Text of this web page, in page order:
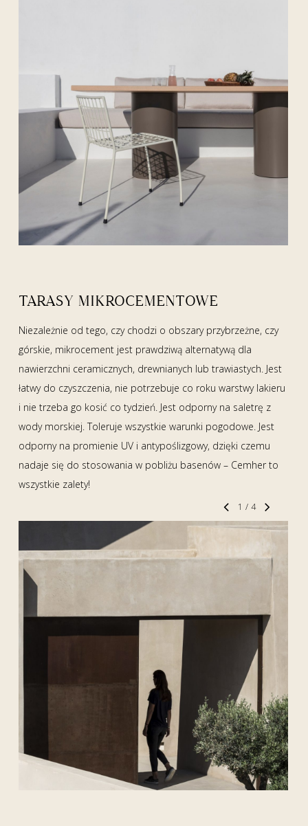
TARASY MIKROCEMENTOWE
Niezależnie od tego, czy chodzi o obszary przybrzeżne, czy
górskie, mikrocement jest prawdziwą alternatywą dla
nawierzchni ceramicznych, drewnianych lub trawiastych. Jest
łatwy do czyszczenia, nie potrzebuje co roku warstwy lakieru
i nie trzeba go kosić co tydzień. Jest odporny na saletrę z
wody morskiej. Toleruje wszystkie warunki pogodowe. Jest
odporny na promienie UV i antypoślizgowy, dzięki czemu
nadaje się do stosowania w pobliżu basenów – Cemher to
wszystkie zalety!
1/4